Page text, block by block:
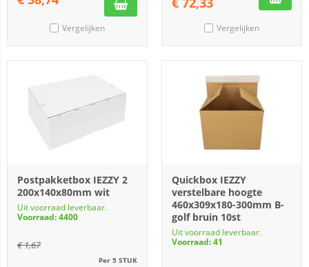
Vergelijken Vergelijken
Postpakketbox IEZZY 2
200x140x80mm wit
Uit voorraad leverbaar.
Voorraad: 4400
€1,67
Per 5 STUK
Quickbox IEZZY
verstelbare hoogte
460x309x180-300mm B-
golf bruin 10st
Uit voorraad leverbaar.
Voorraad: 41